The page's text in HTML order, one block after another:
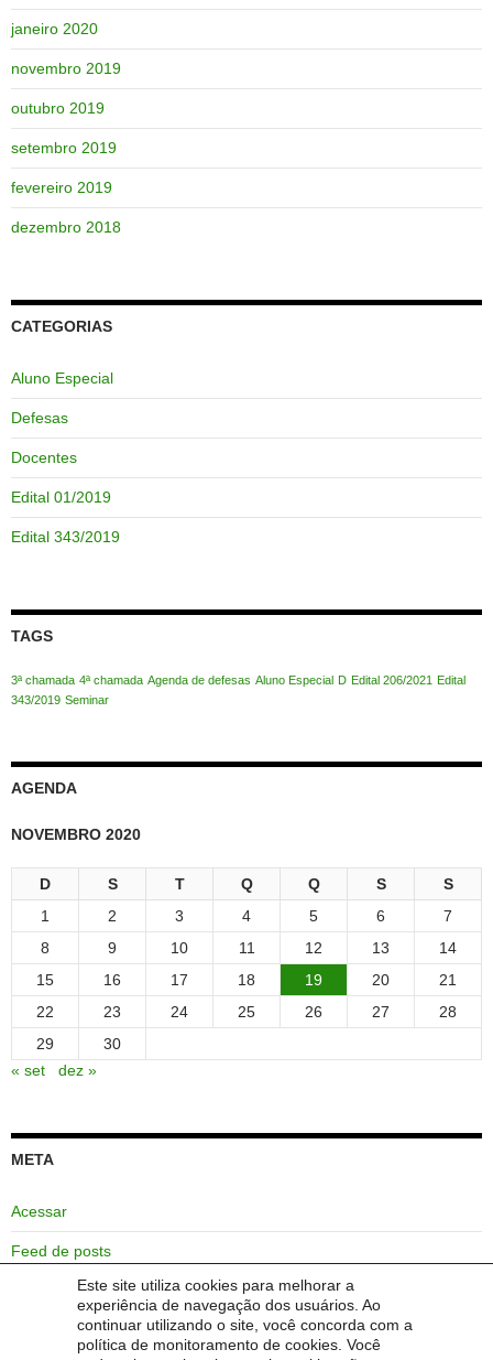
Este site utiliza cookies para melhorar a
experiência de navegação dos usuários. Ao
continuar utilizando o site, você concorda com a
política de monitoramento de cookies. Você
janeiro 2020
novembro 2019
outubro 2019
setembro 2019
fevereiro 2019
dezembro 2018
CATEGORIAS
Aluno Especial
Defesas
Docentes
Edital 01/2019
Edital 343/2019
TAGS
3ª chamada 4ª chamada Agenda de defesas Aluno Especial D Edital 206/2021 Edital
343/2019 Seminar
AGENDA
NOVEMBRO 2020
D S T Q Q S
S
1
2 3 4 5 6
7
8
9 10 11 12 13
14
15
16 17 18 19 20
21
22
23 24 25 26 27
28
29
30
« set
dez »
META
Acessar
Feed de posts
Feed de comentários
WordPress.org